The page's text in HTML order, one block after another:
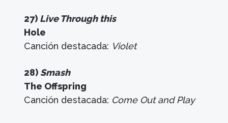
27) Live Through this
Hole
Canción destacada: Violet
28) Smash
The Offspring
Canción destacada: Come Out and Play